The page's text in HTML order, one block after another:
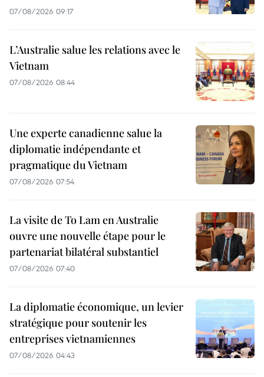
07/08/2026 09:17
L’Australie salue les relations avec le
Vietnam
07/08/2026 08:44
Une experte canadienne salue la
diplomatie indépendante et
pragmatique du Vietnam
07/08/2026 07:54
La visite de To Lam en Australie
ouvre une nouvelle étape pour le
partenariat bilatéral substantiel
07/08/2026 07:40
La diplomatie économique, un levier
stratégique pour soutenir les
entreprises vietnamiennes
07/08/2026 04:43